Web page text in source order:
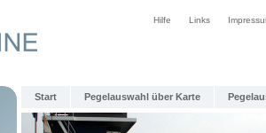
Hilfe Links
Start Pegelauswahl über Karte